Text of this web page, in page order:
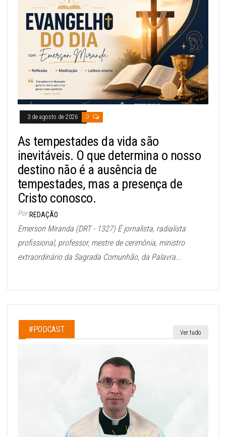
3 de agosto de 2026 0
As tempestades da vida são
inevitáveis. O que determina o nosso
destino não é a ausência de
tempestades, mas a presença de
Cristo conosco.
Por REDAÇÃO
Emerson Miranda (DRT - 1327) É jornalista, radialista
profissional, professor, mestre de cerimônia, ministro
extraordinário da Sagrada Comunhão, da Palavra...
#PODCAST Ver tudo